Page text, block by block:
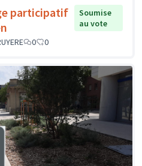
participatif
Soumise
au vote
0 0